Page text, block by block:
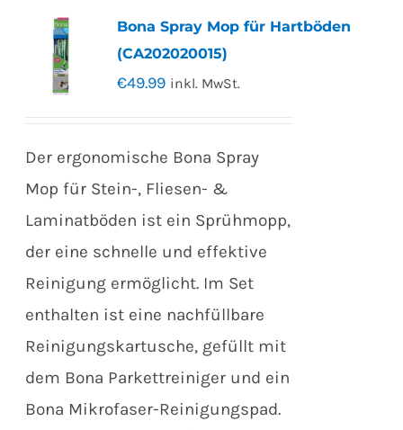
Bona Spray Mop für Hartböden
(CA202020015)
€49.99 inkl. MwSt.
Der ergonomische Bona Spray
Mop für Stein-, Fliesen- &
Laminatböden ist ein Sprühmopp,
der eine schnelle und effektive
Reinigung ermöglicht. Im Set
enthalten ist eine nachfüllbare
Reinigungskartusche, gefüllt mit
dem Bona Parkettreiniger und ein
Bona Mikrofaser-Reinigungspad.